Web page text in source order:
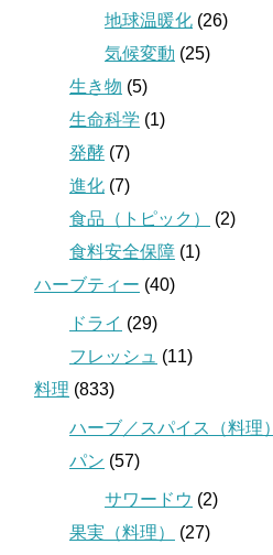
地球温暖化 (26)
気候変動 (25)
生き物 (5)
生命科学 (1)
発酵 (7)
進化 (7)
食品（トピック）
(2)
食料安全保障 (1)
ハーブティー (40)
ドライ (29)
フレッシュ (11)
料理 (833)
ハーブ／スパイス（料理）
パン (57)
サワードウ (2)
果実（料理）
(27)